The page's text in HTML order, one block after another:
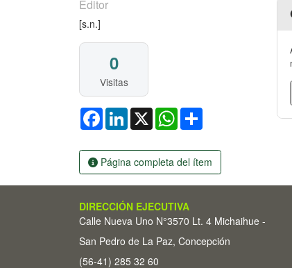
Editor
[s.n.]
0
Visitas
FacebookLinkedIn
X WhatsApp
Página completa del ítem
DIRECCIÓN EJECUTIVA
Calle Nueva Uno N°3570 Lt. 4 Michaihue -
San Pedro de La Paz, Concepción
(56-41) 285 32 60